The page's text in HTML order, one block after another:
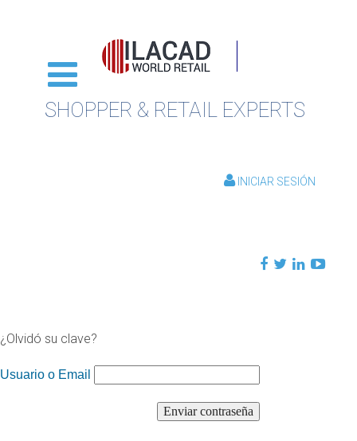
SHOPPER & RETAIL EXPERTS
INICIAR SESIÓN
¿Olvidó su clave?
Usuario o Email